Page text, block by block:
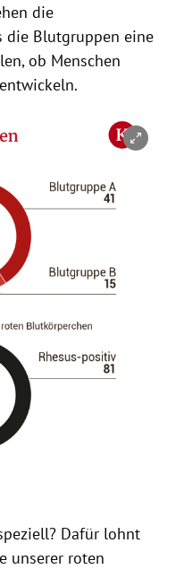
die
die Blutgruppen eine
ob Menschen
Dafür lohnt
unserer roten